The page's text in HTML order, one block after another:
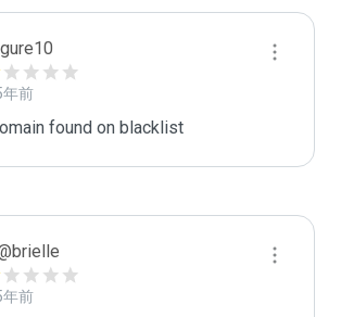
年前
found on blacklist
年前